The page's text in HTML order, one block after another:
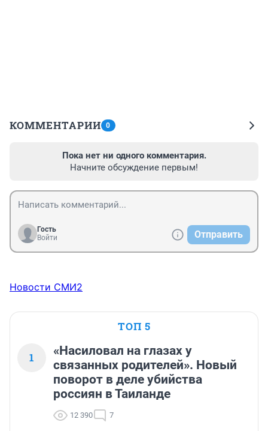
КОММЕНТАРИИ 0
Пока нет ни одного комментария.
Начните обсуждение первым!
Гость
Войти
Отправить
Новости СМИ2
ТОП 5
1
«Насиловал на глазах у
связанных родителей». Новый
поворот в деле убийства
россиян в Таиланде
12 390 7